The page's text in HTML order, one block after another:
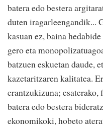
batera edo bestera
duten iragarleengandik...
kasuan ez, baina
gero eta
batzuen eskuetan daude,
kazetaritzaren kalitatea.
erantzukizuna;
batera edo bestera
ekonomikoki, hobeto